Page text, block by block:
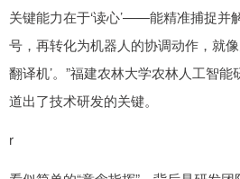
关键能力在于‘读心’——能精准捕捉并
号，再转化为机器人的协调动作，就
翻译机’。”福建农林大学农林人工智
道出了技术研发的关键。
r